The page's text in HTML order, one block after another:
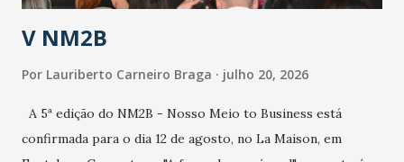
estratificação do risco da doença, para não so...
V NM2B
Por Lauriberto Carneiro Braga julho 20, 2026
A 5ª edição do NM2B - Nosso Meio to Business está
confirmada para o dia 12 de agosto, no La Maison, em